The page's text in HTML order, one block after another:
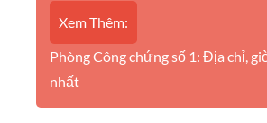
Xem Thêm:
Phòng Công chứng số 1: Địa chỉ,
nhất